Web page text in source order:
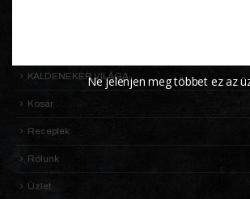
KALDENEKER VILÁGA
Kosár
Receptek
Rólunk
Üzlet
Ne jelenjen meg többet ez az